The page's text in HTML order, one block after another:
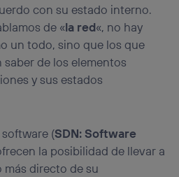
con su estado interno.
de «la red«, no hay
un todo, sino que los que
de los elementos
y sus estados
(SDN: Software
la posibilidad de llevar a
directo de su